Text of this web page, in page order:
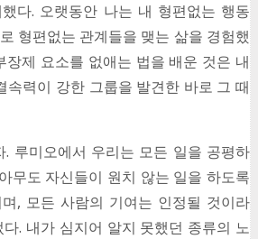
다. 오랫동안 나는 내 형편없는 행동
형편없는 관계들을 맺는 삶을 경험했
장제 요소를 없애는 법을 배운 것은 내
속력이 강한 그룹을 발견한 바로 그 때
루미오에서 우리는 모든 일을 공평하
무도 자신들이 원치 않는 일을 하도록
, 모든 사람의 기여는 인정될 것이라
. 내가 심지어 알지 못했던 종류의 노